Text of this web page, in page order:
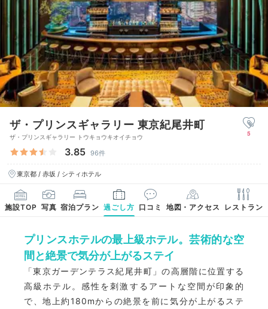
ザ・プリンスギャラリー 東京紀尾井町
ザ・プリンスギャラリー トウキョウキオイチョウ
3.85 96件
東京都 / 赤坂 / シティホテル
5
施設TOP 写真 宿泊プラン 過ごし方 口コミ 地図・アクセス レストラン
プリンスホテルの最上級ホテル。芸術的な空
間と絶景で気分が上がるステイ
「東京ガーデンテラス紀尾井町」の高層階に位置する
高級ホテル。感性を刺激するアートな空間が印象的
で、地上約180mからの絶景を前に気分が上がるステ